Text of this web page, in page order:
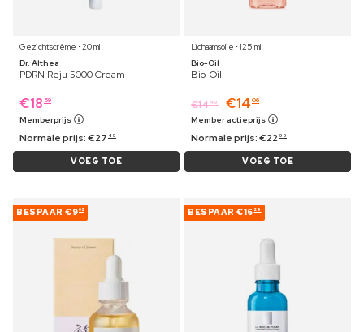
Gezichtscrème ⋅ 20 ml
Dr. Althea
PDRN Reju 5000 Cream
€18 59
Memberprijs
Normale prijs:€27 49
VOEG TOE
Lichaamsolie ⋅ 125 ml
Bio-Oil
Bio-Oil
€14 49 €14 06
Member actieprijs
Normale prijs:€22 99
VOEG TOE
BESPAAR €902 BESPAAR €16 29